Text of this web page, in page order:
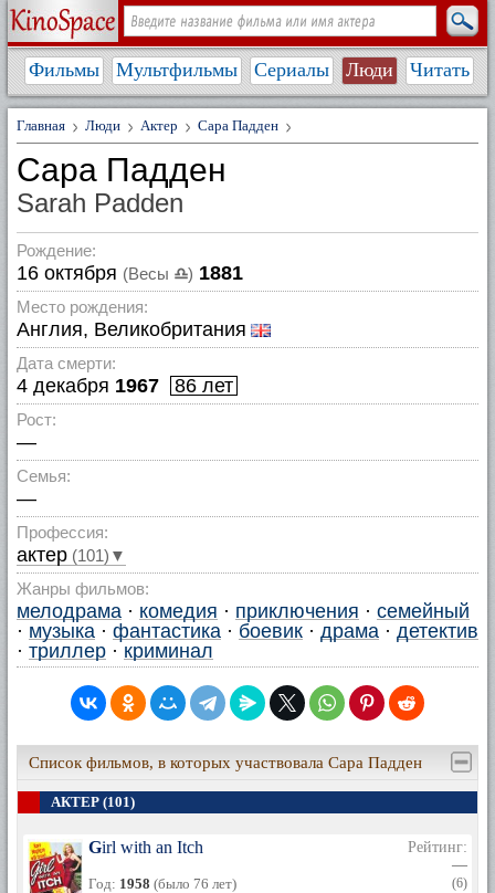
Фильмы Мультфильмы Сериалы Люди Читать
Главная Люди Актер Сара Падден
Сара Падден
Sarah Padden
Рождение:
16 октября (Весы ♎) 1881
Место рождения:
Англия, Великобритания
Дата смерти:
4 декабря 1967 86 лет
Рост:
—
Семья:
—
Профессия:
актер (101)▼
Жанры фильмов:
мелодрама · комедия · приключения · семейный
· музыка · фантастика · боевик · драма · детектив
· триллер · криминал
Список фильмов, в которых участвовала Сара Падден
АКТЕР (101)
Girl with an Itch
Год: 1958 (было 76 лет)
Рейтинг:
—
(6)